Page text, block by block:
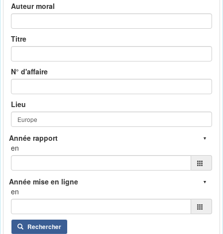
Auteur moral
Titre
N° d'affaire
Lieu
en
en
Rechercher